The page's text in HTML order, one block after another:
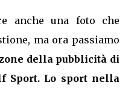
anche una foto che
ma ora passiamo
della pubblicità di
Sport. Lo sport nella